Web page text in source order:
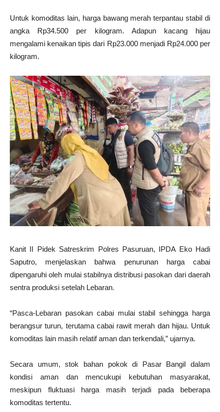
Untuk komoditas lain, harga bawang merah terpantau stabil di
angka Rp34.500 per kilogram. Adapun kacang hijau
mengalami kenaikan tipis dari Rp23.000 menjadi Rp24.000 per
kilogram.
Kanit II Pidek Satreskrim Polres Pasuruan, IPDA Eko Hadi
Saputro, menjelaskan bahwa penurunan harga cabai
dipengaruhi oleh mulai stabilnya distribusi pasokan dari daerah
sentra produksi setelah Lebaran.
“Pasca-Lebaran pasokan cabai mulai stabil sehingga harga
berangsur turun, terutama cabai rawit merah dan hijau. Untuk
komoditas lain masih relatif aman dan terkendali,” ujarnya.
Secara umum, stok bahan pokok di Pasar Bangil dalam
kondisi aman dan mencukupi kebutuhan masyarakat,
meskipun fluktuasi harga masih terjadi pada beberapa
komoditas tertentu.